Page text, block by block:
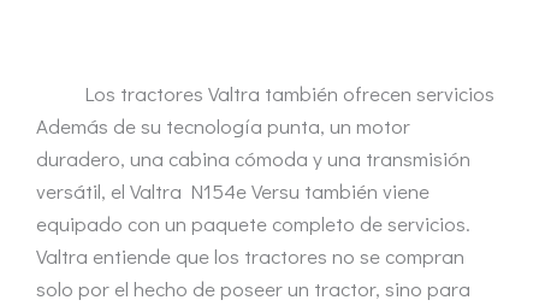
Los tractores Valtra también ofrecen servicios
Además de su tecnología punta, un motor
duradero, una cabina cómoda y una transmisión
versátil, el Valtra N154e Versu también viene
equipado con un paquete completo de servicios.
Valtra entiende que los tractores no se compran
solo por el hecho de poseer un tractor, sino para